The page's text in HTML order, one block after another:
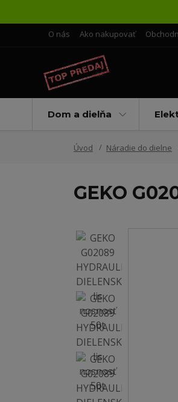
O nás Ako nakupovať
Dom a dielňa
Úvod Náradie do dielne
GEKO